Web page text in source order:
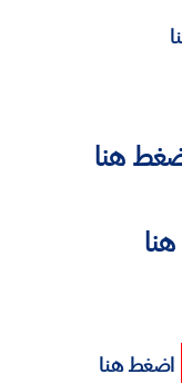
هنا
اضغط هنا